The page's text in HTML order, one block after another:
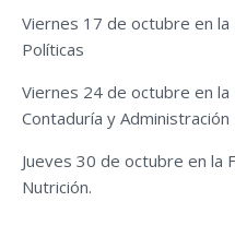
Viernes 17 de octubre en la
Políticas
Viernes 24 de octubre en la
Contaduría y Administración
Jueves 30 de octubre en la
Nutrición.